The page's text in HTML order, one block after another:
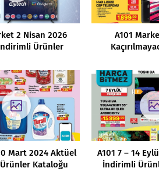
2 Nisan 2026
Ürünler
A101
Mart 2024 Aktüel
Kataloğu
A101 7 – 14
İndirimli